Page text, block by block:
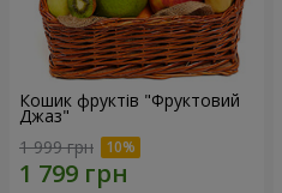
Кошик фруктів "Фруктовий
Джаз"
1 999 грн